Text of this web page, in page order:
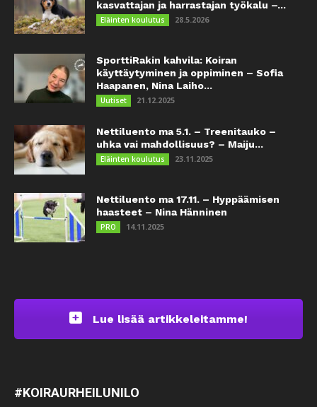
kasvattajan ja harrastajan työkalu –...
Eläinten koulutus 28.5.2026
SporttiRakin kahvila: Koiran
käyttäytyminen ja oppiminen – Sofia
Haapanen, Nina Laiho...
Uutiset 21.12.2025
Nettiluento ma 5.1. – Treenitauko –
uhka vai mahdollisuus? – Maiju...
Eläinten koulutus 23.11.2025
Nettiluento ma 17.11. – Hyppäämisen
haasteet – Nina Hänninen
PRO 14.11.2025
Lue lisää artikkeleitamme!
#KOIRAURHEILUNILO